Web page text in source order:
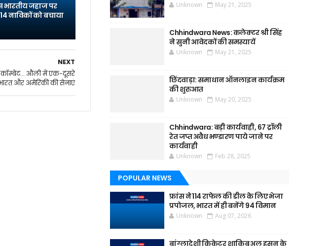
जहाज पर
नाविकों को बचाया
NEXT
कॉम्‍बेट... औली में एक-दूसरे
और अमेरिकी की सेनाएं
Unknown May 21, 2025
Chhindwara News: कलेक्टर श्री सिंह
ने सुनी आवेदकों की समस्यायें
Unknown May 21, 2025
छिंदवाड़ा: समाधान ऑनलाइन कार्यक्रम
की शुरुआत
Unknown May 20, 2025
Chhindwara: बड़ी कार्यवाही, 67 ट्रॉली
रेत जप्त अवैध भण्डारण पाये जाने पर
कार्यवाही
Unknown Feb 28, 2025
POPULAR NEWS
फ्रांस ने 114 राफेल की डील के लिए भेजा
प्रपोजल, भारत में ही बनेंगे 94 विमान
Unknown Aug 07, 2026
बांग्लादेशी क्रिकेटर शाकिब अल हसन के